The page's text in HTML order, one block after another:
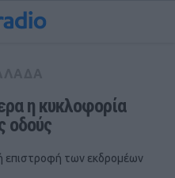
η κυκλοφορία
οδούς
επιστροφή των εκδρομέων